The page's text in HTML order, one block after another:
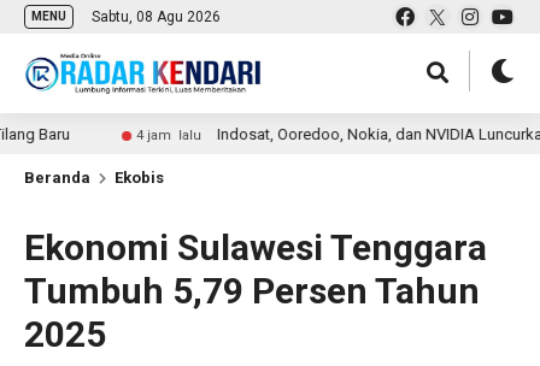
MENU Sabtu, 08 Agu 2026
4 jam lalu Indosat, Ooredoo, Nokia, dan NVIDIA Luncurkan
Beranda Ekobis
Ekonomi Sulawesi Tenggara
Tumbuh 5,79 Persen Tahun
2025